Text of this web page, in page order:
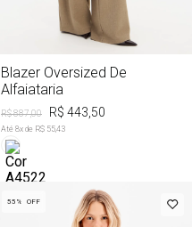
Blazer Oversized De
Alfaiataria
R$ 887,00 R$ 443,50
Até 8x de R$ 55,43
55% OFF